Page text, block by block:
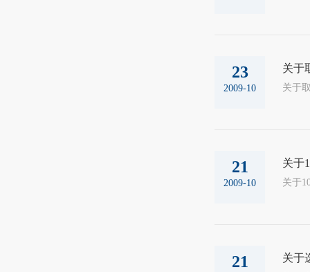
23
2009-10
关于
21
2009-10
关于
21 关于